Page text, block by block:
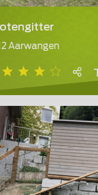
Aarwangen